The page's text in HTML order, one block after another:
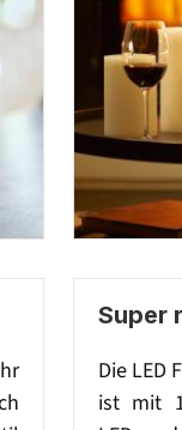
Super
Die LED
ist mit